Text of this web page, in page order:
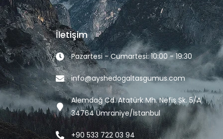
İletişim
Pazartesi - Cumartesi: 10:00 - 19:30
info@ayshedogaltasgumus.com
Alemdağ Cd. Atatürk Mh. Nefis Sk. 5/A
34764 Ümraniye/İstanbul
+90 533 722 03 94